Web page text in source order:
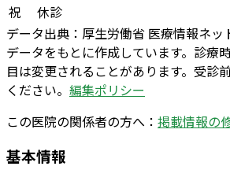
祝
休診
データ出典： 厚生労働省 医療情報ネッ
データをもとに作成しています。診療
目は変更されることがあります。受診
ください。 編集ポリシー
この医院の関係者の方へ： 掲載情報の
基本情報